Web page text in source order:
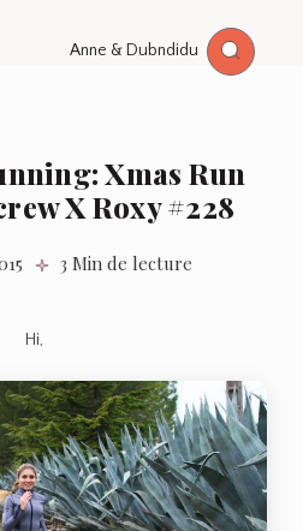
Xmas Run
X Roxy #228
3 Min de lecture
Hi,